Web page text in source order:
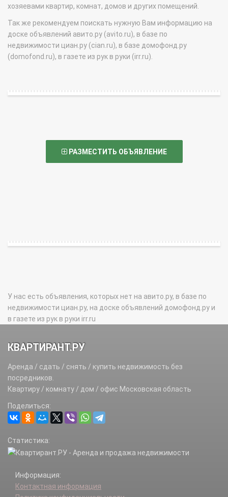
хозяевами квартир, комнат, домов и других помещений.
Так же рекомендуем поискать нужную Вам информацию на
доске объявлений авито.ру (avito.ru), в базе по
недвижимости циан.ру (cian.ru), в базе домофонд.ру
(domofond.ru), в газете из рук в руки (irr.ru).
РАЗМЕСТИТЬ ОБЪЯВЛЕНИЕ
У нас есть объявления, которых нет на авито.ру, в базе по
недвижимости циан.ру, на доске объявлений домофонд.ру и
в газете из рук в руки irr.ru
КВАРТИРАНТ.РУ
Аренда / сдать / снять / купить недвижимость без
посредников.
Квартиру / комнату / дом / офис Московская область
Поделиться:
Статистика:
Информация:
Контактная информация